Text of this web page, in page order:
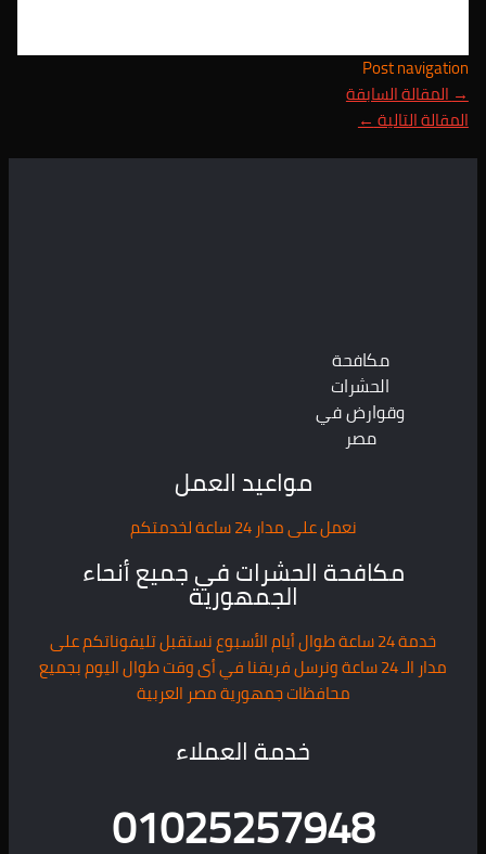
Post navigation
→المقالة السابقة
المقالة التالية←
مكافحة
الحشرات
وقوارض في
مصر
مواعيد العمل
نعمل على مدار 24 ساعة لخدمتكم
مكافحة الحشرات في جميع أنحاء
الجمهورية
خدمة 24 ساعة طوال أيام الأسبوع نستقبل تليفوناتكم على
مدار الـ 24 ساعة ونرسل فريقنا في أى وقت طوال اليوم بجميع
محافظات جمهورية مصر العربية
خدمة العملاء
01025257948